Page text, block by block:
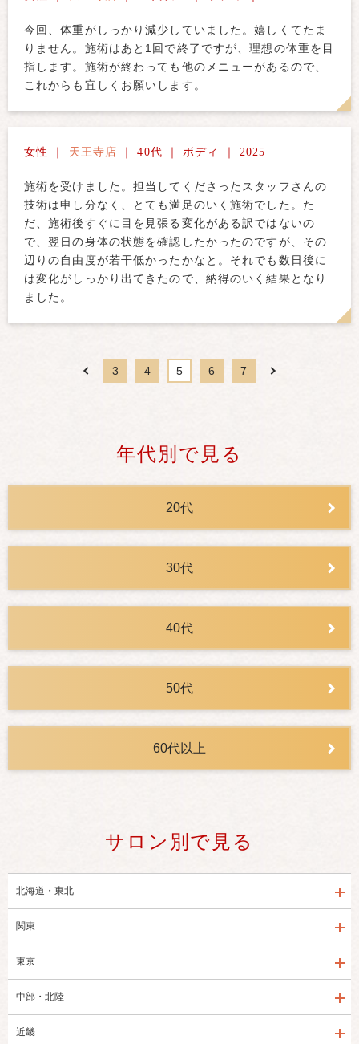
今回、体重がしっかり減少していました。嬉しくてたま
りません。施術はあと1回で終了ですが、理想の体重を目
指します。施術が終わっても他のメニューがあるので、
これからも宜しくお願いします。
女性 ｜ 天王寺店 ｜ 40代 ｜ ボディ ｜ 2025
施術を受けました。担当してくださったスタッフさんの
技術は申し分なく、とても満足のいく施術でした。た
だ、施術後すぐに目を見張る変化がある訳ではないの
で、翌日の身体の状態を確認したかったのですが、その
辺りの自由度が若干低かったかなと。それでも数日後に
は変化がしっかり出てきたので、納得のいく結果となり
ました。
3 4 5 6 7
年代別で見る
20代
30代
40代
50代
60代以上
サロン別で見る
北海道・東北
関東
東京
中部・北陸
近畿